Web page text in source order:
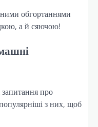
обгортаннями
а й сяючою!
про
з них, щоб